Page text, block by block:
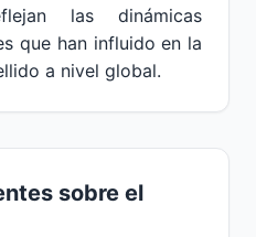
las dinámicas
que han influido en la
a nivel global.
sobre el